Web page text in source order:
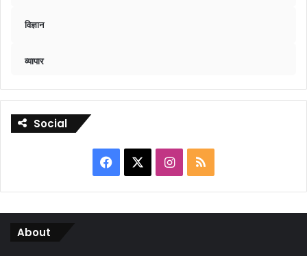
विज्ञान
व्यापार
Social
Facebook Instagram
RSS
About